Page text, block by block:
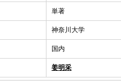
単著
神奈川大学
国内
姜明采